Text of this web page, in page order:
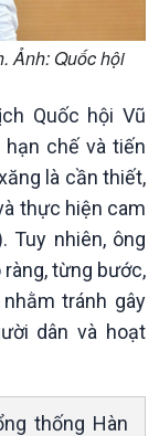
& Biển đảo
Nam
giới và hải
biển, đảo Việt
Ảnh: Quốc hội
Quốc hội Vũ
hạn chế và tiến
là cần thiết,
thực hiện cam
Tuy nhiên, ông
ràng, từng bước,
tránh gây
dân và hoạt
thống Hàn